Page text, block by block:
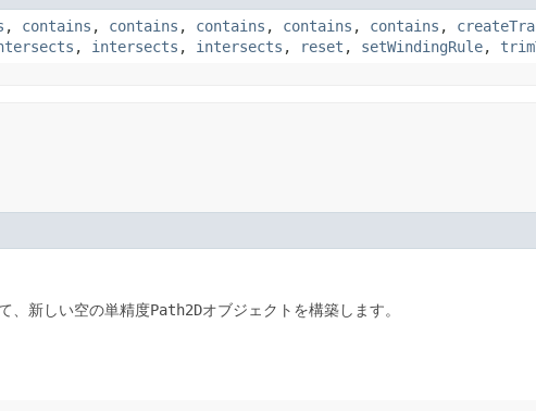
, contains , contains , contains , contains , contains ,
, intersects , intersects , reset , setWindingRule,
、新しい空の単精度Path2Dオブジェクトを構築します。